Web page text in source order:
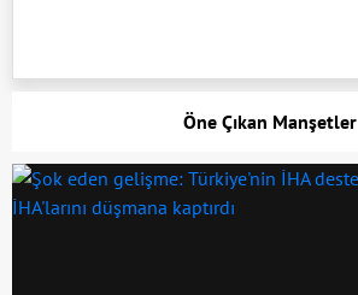
Öne Çıkan Manşetler